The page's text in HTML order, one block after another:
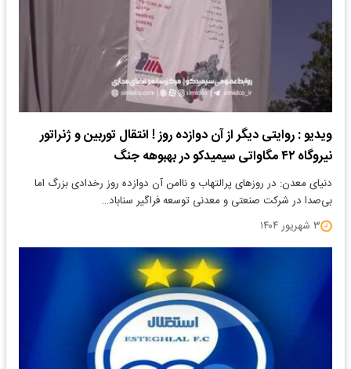
ویدیو : روایتی دیگر از آن دوازده روز ! انتقال توربین و ژنراتور
نیروگاه ۴۲ مگاواتی سیمیدکو در بهبوهه جنگ
دنیای معدن: در روزهای پرالتهاب و ناامن آن دوازده روز رخدادی بزرگ اما
بی‌صدا در شرکت صنعتی و معدنی توسعه فراگیر سناباد…
۳ شهریور ۱۴۰۴